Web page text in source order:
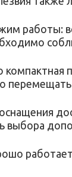
работы:
компактная
выбора